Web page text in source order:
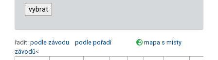
řadit: podle závodu podle pořadí
mapa s místy
závodů<